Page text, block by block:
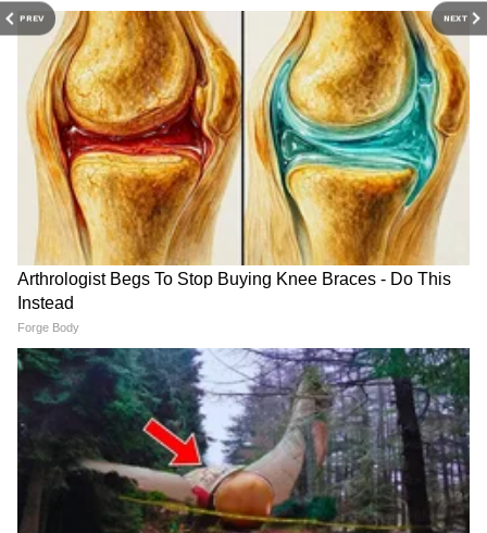
PREV NEXT
Related Articles
ठाकरेंचे शिलेदार ओमराजे निंबाळकर यांना भेटले, परत उद्धव
ठाकरे गटात राहण्याचा घेतला निर्णय?
शिंदेंच्या नेत्यानं ओमराजेंची केली मनधरणी, उद्धव ठाकरे
गटात परतण्याचा घेतला निर्णय?
संजय राऊतांना काय म्हणाले?
संजय राऊत यांच्याबद्दल बोलताना नागेश पाटील यांनी
म्हटलं की, झोडून काढ, हरकत नाही ते माझ्या
वडिलांसारखे आहेत. त्यांनी बोलायला हरकत नाही. मात्र
झोडून काढू म्हणजे कोणाला कमी लेखायचं नसत, त्याचे
परिणाम वाईट होतात असं यावेळी बोलताना नागेश पाटील
यांनी म्हटलं आहे.